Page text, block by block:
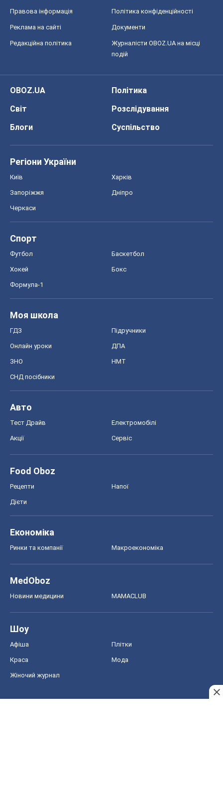
Правова інформація Політика конфіденційності
Реклама на сайті Документи
Редакційна політика
Журналісти OBOZ.UA на місці
подій
OBOZ.UA
Політика
Світ
Розслідування
Блоги
Суспільство
Регіони України
Київ Харків
Запоріжжя Дніпро
Черкаси
Спорт
Футбол Баскетбол
Хокей Бокс
Формула-1
Моя школа
ГДЗ Підручники
Онлайн уроки ДПА
ЗНО НМТ
СНД посібники
Авто
Тест Драйв Електромобілі
Акції Сервіс
Food Oboz
Рецепти Напої
Дієти
Економіка
Ринки та компанії Макроекономіка
MedOboz
Новини медицини MAMACLUB
Шоу
Афіша Плітки
Краса Мода
Жіночий журнал